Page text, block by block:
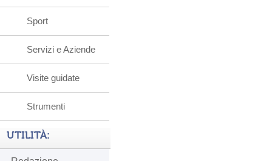
Sport
Servizi e Aziende
Visite guidate
Strumenti
UTILITÀ: